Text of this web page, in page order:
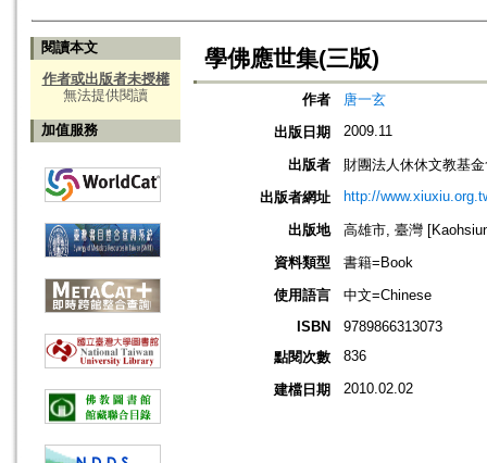
閱讀本文
作者或出版者未授權
無法提供閱讀
加值服務
學佛應世集(三版)
作者
唐一玄
出版日期
2009.11
出版者
財團法人休休文教基
出版者網址
http://
出版地
高雄市, 臺灣
資料類型
書籍=Book
使用語言
中文=Chinese
ISBN
9789866313073
點閱次數
836
建檔日期 2010.02.02